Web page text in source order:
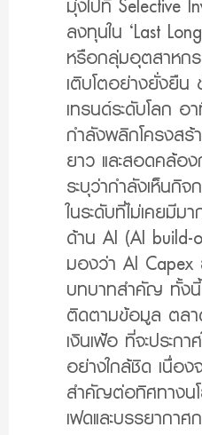
มุ่งไปที่ Selective
ลงทุนใน ‘Last
หรือกลุ่มอุตสาหก
เติบโตอย่างยั่งยืน
เทรนด์ระดับโลก อ
กำลังพลิกโครงสร้า
ยาว และสอดคล้อ
ระบุว่ากำลังเห็นกิ
ในระดับที่ไม่เคยมี
ด้าน AI (AI
มองว่า AI Capex
บทบาทสำคัญ ทั้งนี้
ติดตามข้อมูล ตลา
เงินเฟ้อ ที่จะประกา
อย่างใกล้ชิด เนื่อง
สำคัญต่อทิศทางน
เฟดและบรรยากา